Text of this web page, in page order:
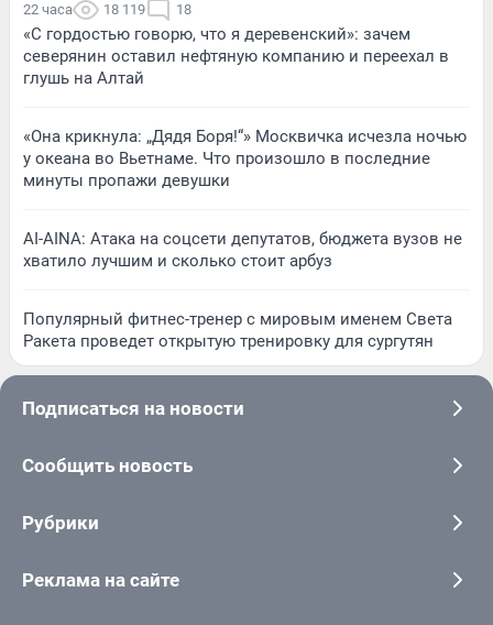
22 часа 18 119 18
«С гордостью говорю, что я деревенский»: зачем
северянин оставил нефтяную компанию и переехал в
глушь на Алтай
«Она крикнула: „Дядя Боря!“» Москвичка исчезла ночью
у океана во Вьетнаме. Что произошло в последние
минуты пропажи девушки
AI-AINA: Атака на соцсети депутатов, бюджета вузов не
хватило лучшим и сколько стоит арбуз
Популярный фитнес-тренер с мировым именем Света
Ракета проведет открытую тренировку для сургутян
Подписаться на новости
Сообщить новость
Рубрики
Реклама на сайте